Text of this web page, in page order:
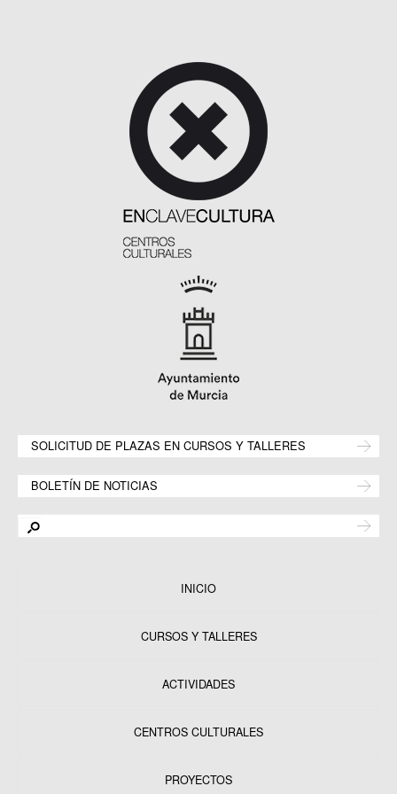
SOLICITUD DE PLAZAS EN CURSOS Y TALLERES
BOLETÍN DE NOTICIAS
INICIO
CURSOS Y TALLERES
ACTIVIDADES
CENTROS CULTURALES
PROYECTOS